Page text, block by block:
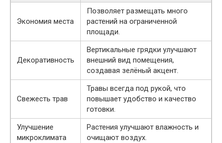
Экономия места
Позволяет размещать много
растений на ограниченной
площади.
Декоративность
Вертикальные грядки улучшают
внешний вид помещения,
создавая зелёный акцент.
Свежесть трав
Травы всегда под рукой, что
повышает удобство и качество
готовки.
Улучшение
микроклимата
Растения улучшают влажность и
очищают воздух.